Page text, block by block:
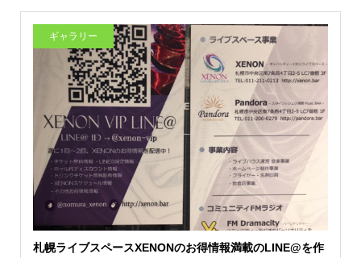
ギャラリー
札幌ライブスペースXENONのお得情報満載のLINE@を作